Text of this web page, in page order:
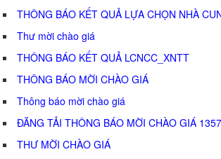
THÔNG BÁO KẾT QUẢ LỰA CHỌN NHÀ
Thư mời chào giá
THÔNG BÁO KẾT QUẢ LCNCC_XNTT
THÔNG BÁO MỜI CHÀO GIÁ
Thông báo mời chào giá
ĐĂNG TẢI THÔNG BÁO MỜI CHÀO GIÁ 1357
THƯ MỜI CHÀO GIÁ